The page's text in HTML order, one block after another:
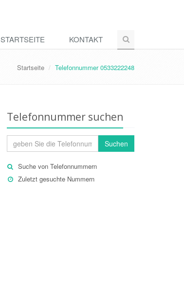
STARTSEITE KONTAKT
Startseite Telefonnummer 0533222248
Telefonnummer suchen
Suchen
Suche von Telefonnummern
Zuletzt gesuchte Nummern